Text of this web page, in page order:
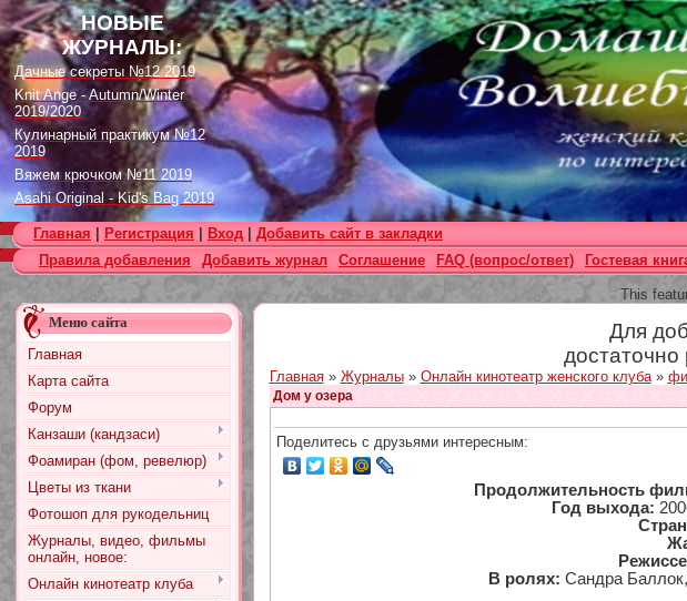
НОВЫЕ
ЖУРНАЛЫ:
Дачные секреты №12 2019
Knit Ange - Autumn/Winter
2019/2020
Кулинарный практикум №12
2019
Вяжем крючком №11 2019
Asahi Original - Kid's Bag 2019
Цветок. Спецвыпуск №4 2019
Designs in Machine Embroidery
№116 2019
Burda Örgü dergisi №2 2019
Loopy Mango Knitting: 34
Fashionable Pieces You Can
Make in a Day
Craft Stamper - January 2020
Главная Регистрация Вход Добавить сайт в закладки
Правила добавления
Добавить журнал Соглашение FAQ (вопрос/ответ) Гостевая
This
Меню сайта
Главная
Карта сайта
Форум
Канзаши (кандзаси)
Фоамиран (фом, ревелюр)
Цветы из ткани
Фотошоп для рукодельниц
Журналы, видео, фильмы
онлайн, новое:
Онлайн кинотеатр клуба
Для
достаточно
Главная» Журналы» Онлайн кинотеатр женского клуба»
Дом у озера
Поделитесь с друзьями интересным:
Продолжительность
Год выхода:
В ролях: Сандра